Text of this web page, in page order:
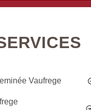
Vaufrege